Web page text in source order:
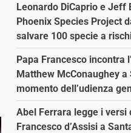
Leonardo DiCaprio e Jeff
Phoenix Species Project
salvare 100 specie a
Papa Francesco incontra
Matthew McConaughey a
momento dell’udienza
Abel Ferrara legge i versi
Francesco d’Assisi a